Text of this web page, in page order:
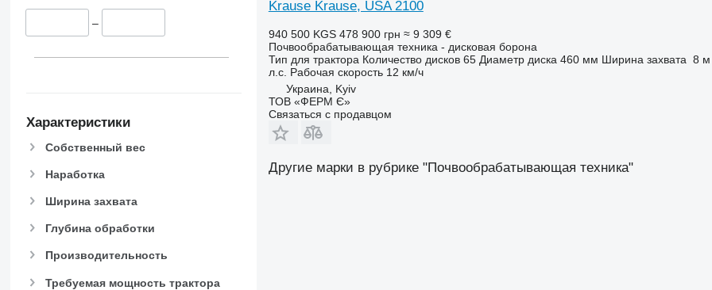
–
Характеристики
Собственный вес
Наработка
Ширина захвата
Глубина обработки
Производительность
Требуемая мощность трактора
Krause Krause, USA 2100
940 500 KGS 478 900 грн ≈ 9 309 €
Почвообрабатывающая техника - дисковая борона
Тип для трактора Количество дисков 65 Диаметр диска 460 мм Ширина захвата 8 м
л.с. Рабочая скорость 12 км/ч
Украина, Kyiv
ТОВ «ФЕРМ Є»
Связаться с продавцом
Другие марки в рубрике "Почвообрабатывающая техника"